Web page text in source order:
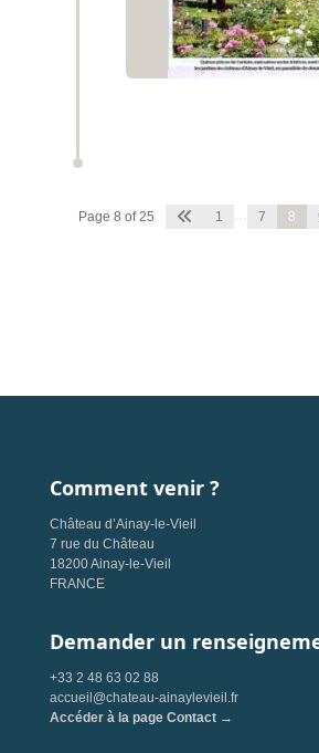
Page 8 of 25 1 7 8
Comment venir ?
Château d’Ainay-le-Vieil
7 rue du Château
18200 Ainay-le-Vieil
FRANCE
Demander un
+33 2 48 63 02 88
accueil@chateau-ainaylevieil.fr
Accéder à la page Contact →